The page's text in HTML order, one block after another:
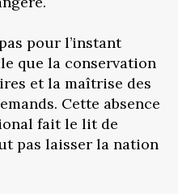
pour l’instant
que la conservation
et la maîtrise des
Cette absence
fait le lit de
pas laisser la nation